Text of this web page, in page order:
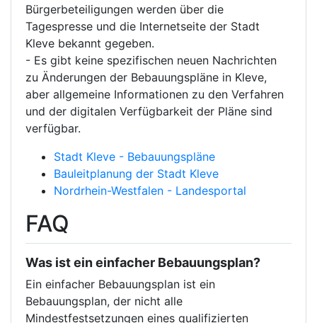
Bürgerbeteiligungen werden über die
Tagespresse und die Internetseite der Stadt
Kleve bekannt gegeben.
- Es gibt keine spezifischen neuen Nachrichten
zu Änderungen der Bebauungspläne in Kleve,
aber allgemeine Informationen zu den Verfahren
und der digitalen Verfügbarkeit der Pläne sind
verfügbar.
Stadt Kleve - Bebauungspläne
Bauleitplanung der Stadt Kleve
Nordrhein-Westfalen - Landesportal
FAQ
Was ist ein einfacher Bebauungsplan?
Ein einfacher Bebauungsplan ist ein
Bebauungsplan, der nicht alle
Mindestfestsetzungen eines qualifizierten